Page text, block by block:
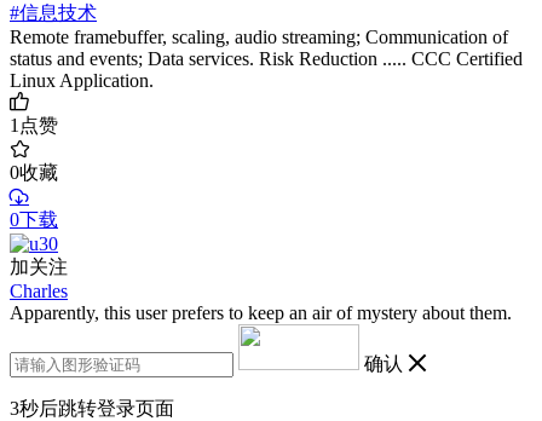
#信息技术
Remote framebuffer, scaling, audio streaming; Communication of
status and events; Data services. Risk Reduction ..... CCC Certified
Linux Application.
1点赞
0收藏
0下载
加关注
Charles
Apparently, this user prefers to keep an air of mystery about them.
确认
3秒后跳转登录页面